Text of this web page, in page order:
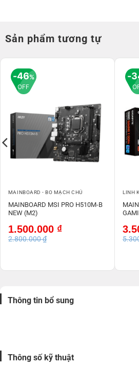
Sản phẩm tương tự
46%
OFF
MAINBOARD - BO MẠCH CHỦ
MAINBOARD MSI PRO H510M-B
NEW (M2)
2.800.000₫
Giá
gốc
là:
1.500.000 ₫
Giá
hiện
tại
LINH
Giá
gốc
là:
Giá
hiện
tại
Thông tin bổ sung
Thông số kỹ thuật